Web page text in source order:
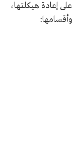
وصدرت الموافقة عام 1429هـ/2008م، على إعادة هيكلتها،
وأقسامها: